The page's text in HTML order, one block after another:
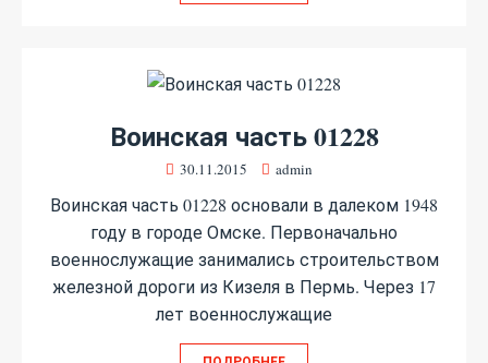
Воинская часть 01228
30.11.2015 admin
Воинская часть 01228 основали в далеком 1948
году в городе Омске. Первоначально
военнослужащие занимались строительством
железной дороги из Кизеля в Пермь. Через 17
лет военнослужащие